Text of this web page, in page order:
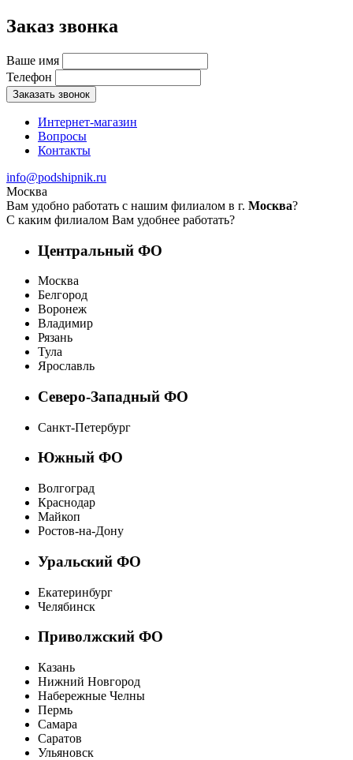
Заказ звонка
Ваше имя
Телефон
Заказать звонок
Интернет-магазин
Вопросы
Контакты
info@podshipnik.ru
Москва
Вам удобно работать с нашим филиалом в г. Москва?
С каким филиалом Вам удобнее работать?
Центральный ФО
Москва
Белгород
Воронеж
Владимир
Рязань
Тула
Ярославль
Северо-Западный ФО
Санкт-Петербург
Южный ФО
Волгоград
Краснодар
Майкоп
Ростов-на-Дону
Уральский ФО
Екатеринбург
Челябинск
Приволжский ФО
Казань
Нижний Новгород
Набережные Челны
Пермь
Самара
Саратов
Ульяновск